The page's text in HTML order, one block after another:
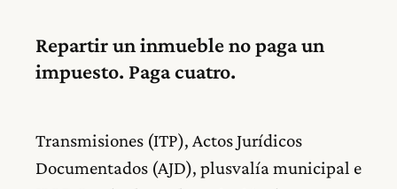
Repartir un inmueble no paga un
impuesto. Paga cuatro.
Transmisiones (ITP), Actos Jurídicos
Documentados (AJD), plusvalía municipal e